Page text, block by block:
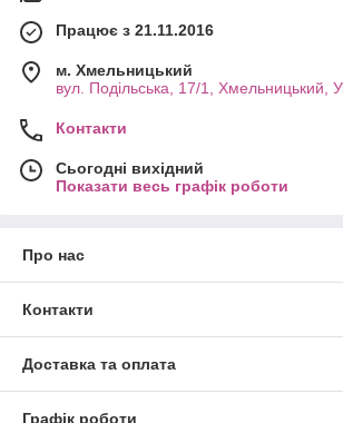
Працює з 21.11.2016
м. Хмельницький
вул. Подільська, 17/1, Хмельницький,
Контакти
Сьогодні вихідний
Показати весь графік роботи
Про нас
Контакти
Доставка та оплата
Графік роботи